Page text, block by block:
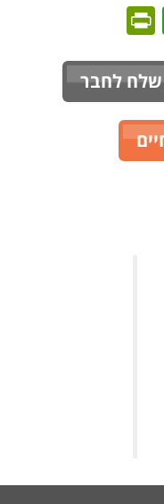
WhatsApp
שלח לחבר